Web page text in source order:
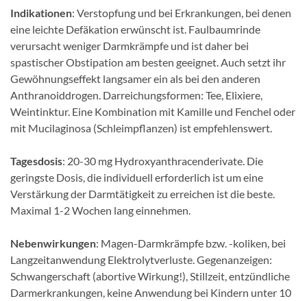
Indikationen: Verstopfung und bei Erkrankungen, bei denen
eine leichte Defäkation erwünscht ist. Faulbaumrinde
verursacht weniger Darmkrämpfe und ist daher bei
spastischer Obstipation am besten geeignet. Auch setzt ihr
Gewöhnungseffekt langsamer ein als bei den anderen
Anthranoiddrogen. Darreichungsformen: Tee, Elixiere,
Weintinktur. Eine Kombination mit Ka­mille und Fenchel oder
mit Mucilaginosa (Schleimpflanzen) ist empfehlenswert.
Tagesdosis: 20-30 mg Hydroxyanthracenderivate. Die
geringste Dosis, die individuell erforderlich ist um eine
Verstärkung der Darmtätigkeit zu erreichen ist die beste.
Maximal 1-2 Wochen lang einneh­men.
Nebenwirkungen: Magen-Darmkrämpfe bzw. -koliken, bei
Langzeitanwendung Elektrolytverluste. Gegenanzeigen:
Schwangerschaft (abortive Wirkung!), Stillzeit, entzündliche
Darmerkrankungen, keine Anwendung bei Kindern unter 10